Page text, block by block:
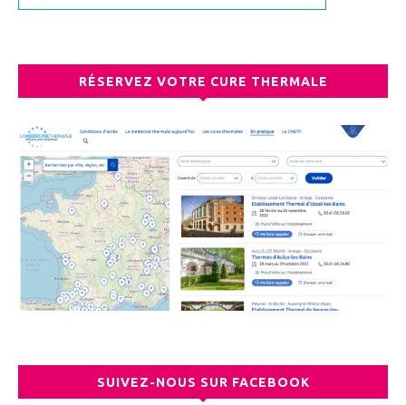
RÉSERVEZ VOTRE CURE THERMALE
SUIVEZ-NOUS SUR FACEBOOK